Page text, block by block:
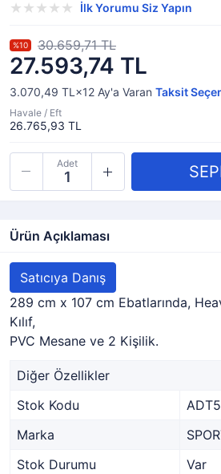
İlk Yorumu Siz Yapın
27.593,74 TL
%10 30.659,71 TL
3.070,49 TL×12 Ay'a Varan Taksit
Havale / Eft
26.765,93 TL
Adet
Ürün Açıklaması
Satıcıya Danış
289 cm x 107 cm Ebatlarında,
Kılıf,
PVC Mesane ve 2 Kişilik.
Diğer Özellikler
Stok Kodu
Marka
Stok Durumu
Var